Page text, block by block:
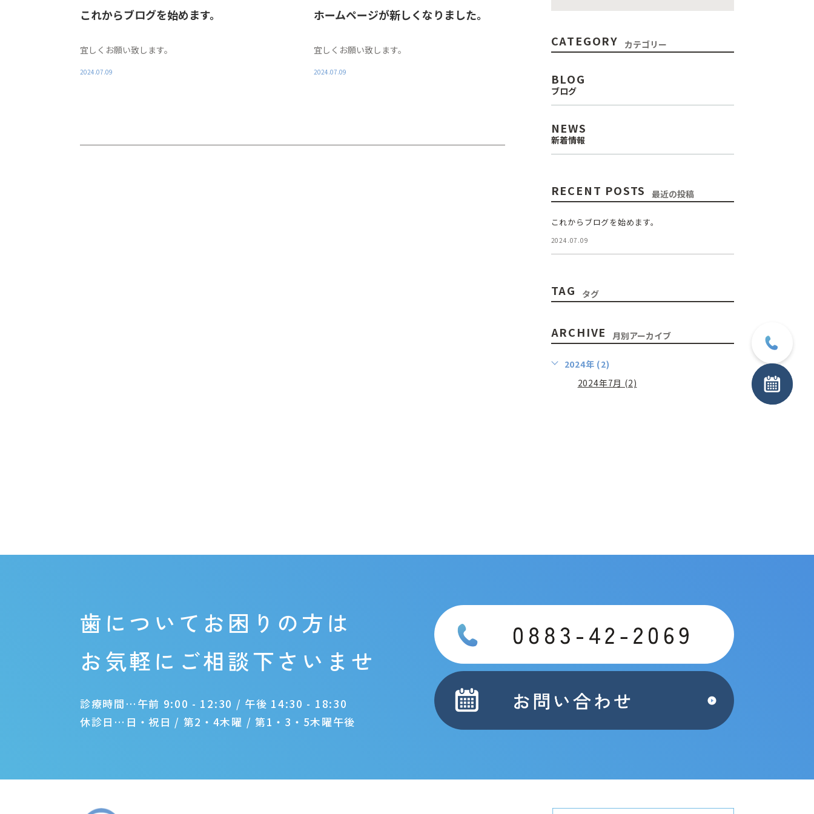
これからブログを始めます。
宜しくお願い致します。
2024.07.09
ホームページが新しくなりました。
宜しくお願い致します。
2024.07.09
CATEGORY カテゴリー
BLOG
ブログ
NEWS
新着情報
RECENT POSTS 最近の投稿
これからブログを始めます。
2024.07.09
TAG タグ
ARCHIVE 月別アーカイブ
2024年 (2)
2024年7月 (2)
歯についてお困りの方は
お気軽にご相談下さいませ
診療時間…午前 9:00 - 12:30 / 午後 14:30 - 18:30
休診日…日・祝日 / 第2・4木曜 / 第1・3・5木曜午後